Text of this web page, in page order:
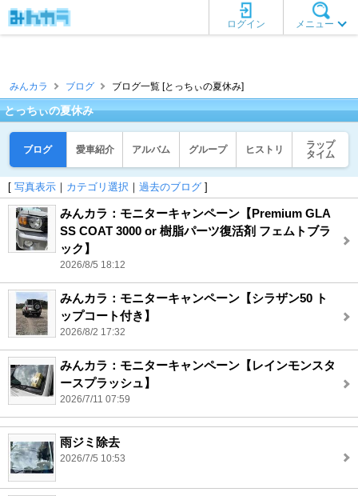
メニュー
ログイン
みんカラ ブログ ブログ一覧 [とっちぃの夏休み]
とっちぃの夏休み
ブログ 愛車紹介 アルバム グループ ヒストリ
ラップ
タイム
[ 写真表示 ｜ カテゴリ選択 ｜ 過去のブログ ]
みんカラ：モニターキャンペーン【Premium GLA
SS COAT 3000 or 樹脂パーツ復活剤 フェムトブラ
ック】
2026/8/5 18:12
みんカラ：モニターキャンペーン【シラザン50 ト
ップコート付き】
2026/8/2 17:32
みんカラ：モニターキャンペーン【レインモンスタ
ースプラッシュ】
2026/7/11 07:59
雨ジミ除去
2026/7/5 10:53